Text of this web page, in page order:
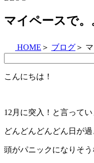
マイペースで。
HOME ＞ ブログ ＞
こんにちは！
12月に突入！と言って
どんどんどんどん日が
頭がパニックになりそ